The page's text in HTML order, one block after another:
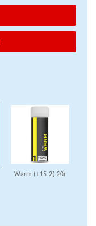
Warm (+15-2) 20г